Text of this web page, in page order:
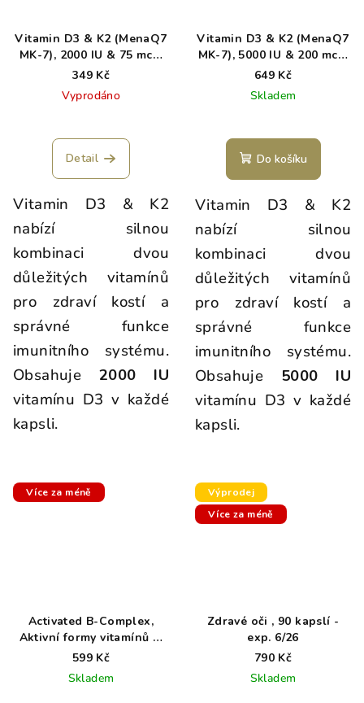
Vitamin D3 & K2 (MenaQ7
MK-7), 2000 IU & 75 mcg,
100 kapslí
349 Kč
Vyprodáno
Detail
Vitamin D3 & K2
nabízí silnou
kombinaci dvou
důležitých vitamínů
pro zdraví kostí a
správné funkce
imunitního systému.
Obsahuje 2000 IU
vitamínu D3 v každé
kapsli.
Vitamin D3 & K2 (MenaQ7
MK-7), 5000 IU & 200 mcg,
100 kapslí
649 Kč
Skladem
Do košíku
Vitamin D3 & K2
nabízí silnou
kombinaci dvou
důležitých vitamínů
pro zdraví kostí a
správné funkce
imunitního systému.
Obsahuje 5000 IU
vitamínu D3 v každé
kapsli.
Více za méně
Activated B-Complex,
Aktivní formy vitamínů B,
100 veganských kapslí
599 Kč
Skladem
Výprodej
Více za méně
Zdravé oči , 90 kapslí -
exp. 6/26
790 Kč
Skladem